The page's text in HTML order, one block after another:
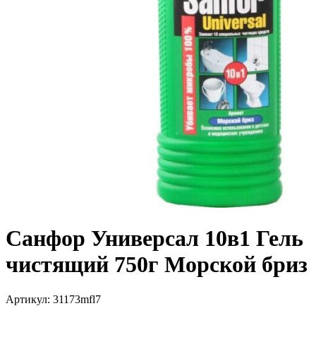
Санфор Универсал 10в1 Гель
чистящий 750г Морской бриз
Артикул: 31173mfl7